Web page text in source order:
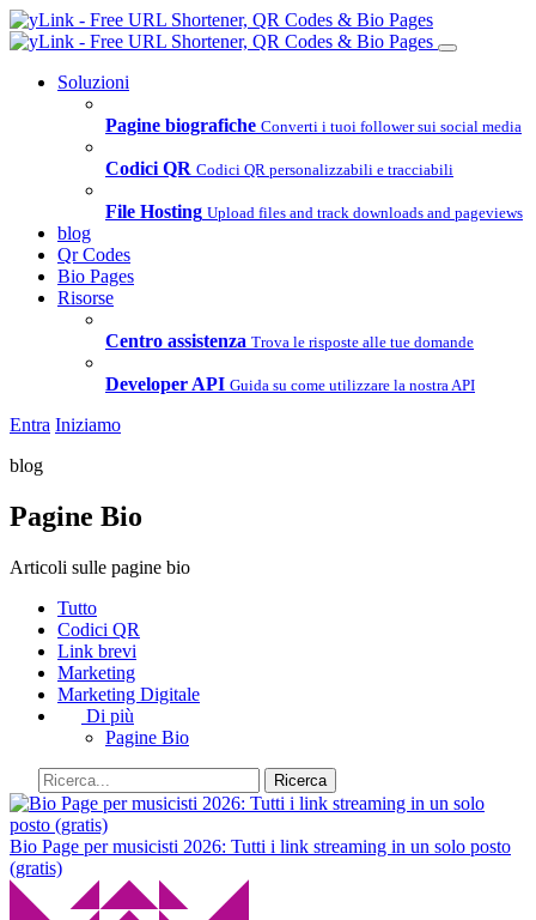
Soluzioni
Pagine biografiche Converti i tuoi follower sui social media
Codici QR Codici QR personalizzabili e tracciabili
File Hosting Upload files and track downloads and pageviews
blog
Qr Codes
Bio Pages
Risorse
Centro assistenza Trova le risposte alle tue domande
Developer API Guida su come utilizzare la nostra API
Entra Iniziamo
blog
Pagine Bio
Articoli sulle pagine bio
Tutto
Codici QR
Link brevi
Marketing
Marketing Digitale
Di più
Pagine Bio
Ricerca
Bio Page per musicisti 2026: Tutti i link streaming in un solo posto
(gratis)